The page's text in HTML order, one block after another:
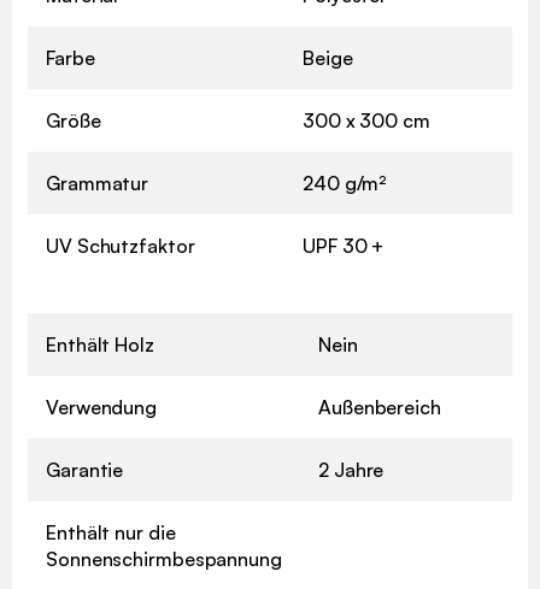
Farbe Beige
Größe 300 x 300 cm
Grammatur 240 g/m²
UV Schutzfaktor UPF 30 +
Enthält Holz Nein
Verwendung Außenbereich
Garantie 2 Jahre
Enthält nur die
Sonnenschirmbespannung